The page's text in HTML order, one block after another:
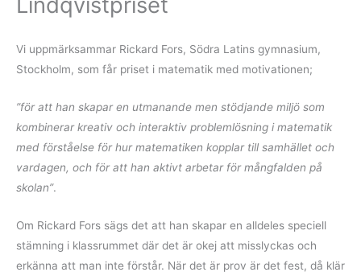
Vi uppmärksammar Rickard Fors, Södra Latins gymnasium,
Stockholm, som får priset i matematik med motivationen;
”för att han skapar en utmanande men stödjande miljö som
kombinerar kreativ och interaktiv problemlösning i matematik
med förståelse för hur matematiken kopplar till samhället och
vardagen, och för att han aktivt arbetar för mångfalden på
skolan”.
Om Rickard Fors sägs det att han skapar en alldeles speciell
stämning i klassrummet där det är okej att misslyckas och
erkänna att man inte förstår. När det är prov är det fest, då klär